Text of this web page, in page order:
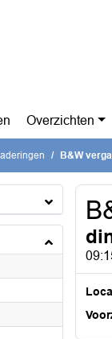
Overzichten
B&W